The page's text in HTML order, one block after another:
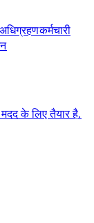
कर्मचारी
के लिए तैयार है.​​